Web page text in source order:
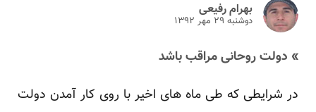
بهرام رفیعی
دوشنبه ۲۹ مهر ۱۳۹۲
» دولت روحانی مراقب باشد
در شرایطی که طی ماه های اخیر با روی کار آمدن دولت